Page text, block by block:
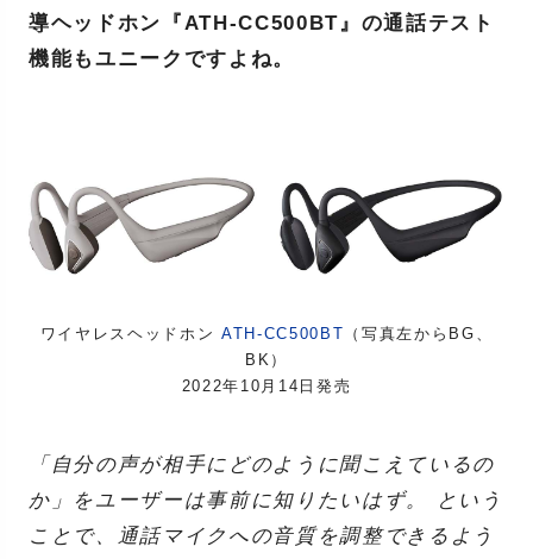
導ヘッドホン『ATH-CC500BT』の通話テスト
機能もユニークですよね。
ワイヤレスヘッドホン ATH-CC500BT
（写真左からBG、
BK）
2022年10月14日発売
「自分の声が相手にどのように聞こえているの
か」をユーザーは事前に知りたいはず。 という
ことで、通話マイクへの音質を調整できるよう